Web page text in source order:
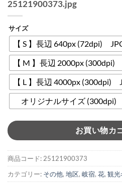
25121900373.jpg
サイズ
【 S 】長辺 640px (72dpi)
【 M 】長辺 2000px
【 L 】長辺 4000px
オリジナルサイズ
お買い物カ
商品コード:25121900373
カテゴリー: その他, 地区, 岐宿, 花, 観光